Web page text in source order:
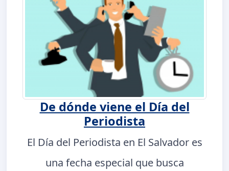
De dónde viene el Día del
Periodista
El Día del Periodista en El Salvador es
una fecha especial que busca